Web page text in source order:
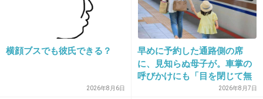
2014/08/10(日) 09:25:57
フジアナってぶりっこ多くて、見てて不快。
+141 -2
横顔ブスでも彼氏できる？
2026年8月6日
早めに予約した通路側の席
に、見知らぬ母子が。車掌の
呼びかけにも「目を閉じて無
視」して居座られました。無
2026年8月7日